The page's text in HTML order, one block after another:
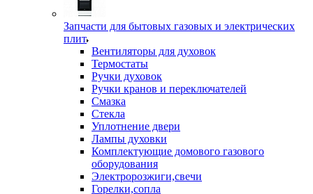
Запчасти для бытовых газовых и электрических
плит
Вентиляторы для духовок
Термостаты
Ручки духовок
Ручки кранов и переключателей
Смазка
Стекла
Уплотнение двери
Лампы духовки
Комплектующие домового газового
оборудования
Электророзжиги,свечи
Горелки,сопла